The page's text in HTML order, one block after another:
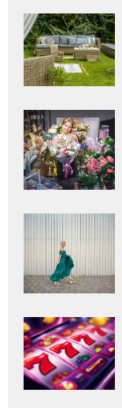
Adaugă
aici textul
pentru
subtitlu
Adaugă
aici textul
pentru
subtitlu
Adaugă
aici textul
pentru
subtitlu
Adaugă
aici textul
pentru
subtitlu